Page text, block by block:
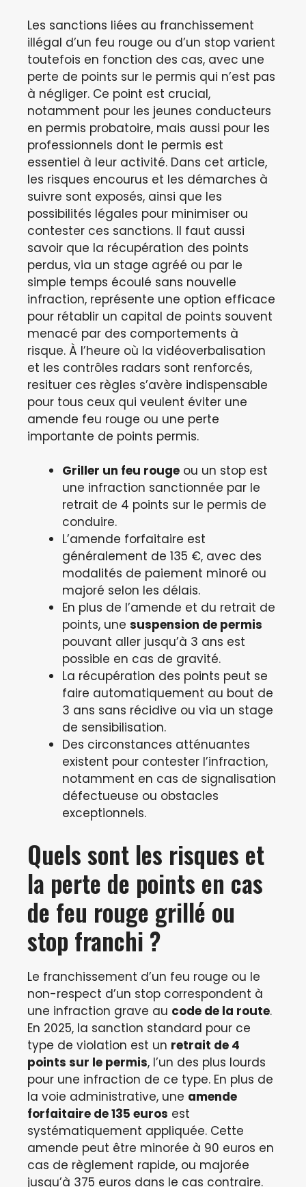
Les sanctions liées au franchissement
illégal d’un feu rouge ou d’un stop varient
toutefois en fonction des cas, avec une
perte de points sur le permis qui n’est pas
à négliger. Ce point est crucial,
notamment pour les jeunes conducteurs
en permis probatoire, mais aussi pour les
professionnels dont le permis est
essentiel à leur activité. Dans cet article,
les risques encourus et les démarches à
suivre sont exposés, ainsi que les
possibilités légales pour minimiser ou
contester ces sanctions. Il faut aussi
savoir que la récupération des points
perdus, via un stage agréé ou par le
simple temps écoulé sans nouvelle
infraction, représente une option efficace
pour rétablir un capital de points souvent
menacé par des comportements à
risque. À l’heure où la vidéoverbalisation
et les contrôles radars sont renforcés,
resituer ces règles s’avère indispensable
pour tous ceux qui veulent éviter une
amende feu rouge ou une perte
importante de points permis.
Griller un feu rouge ou un stop est
une infraction sanctionnée par le
retrait de 4 points sur le permis de
conduire.
L’amende forfaitaire est
généralement de 135 €, avec des
modalités de paiement minoré ou
majoré selon les délais.
En plus de l’amende et du retrait de
points, une suspension de permis
pouvant aller jusqu’à 3 ans est
possible en cas de gravité.
La récupération des points peut se
faire automatiquement au bout de
3 ans sans récidive ou via un stage
de sensibilisation.
Des circonstances atténuantes
existent pour contester l’infraction,
notamment en cas de signalisation
défectueuse ou obstacles
exceptionnels.
Quels sont les risques et
la perte de points en cas
de feu rouge grillé ou
stop franchi ?
Le franchissement d’un feu rouge ou le
non-respect d’un stop correspondent à
une infraction grave au code de la route.
En 2025, la sanction standard pour ce
type de violation est un retrait de 4
points sur le permis, l’un des plus lourds
pour une infraction de ce type. En plus de
la voie administrative, une amende
forfaitaire de 135 euros est
systématiquement appliquée. Cette
amende peut être minorée à 90 euros en
cas de règlement rapide, ou majorée
jusqu’à 375 euros dans le cas contraire.